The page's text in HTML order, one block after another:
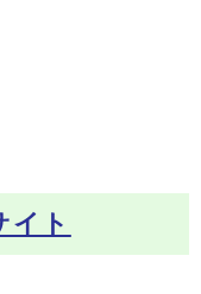
イト